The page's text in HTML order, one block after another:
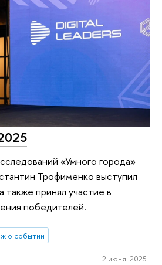
«Умного города»
Трофименко выступил
принял участие в
победителей.
о событии
2 июня 2025